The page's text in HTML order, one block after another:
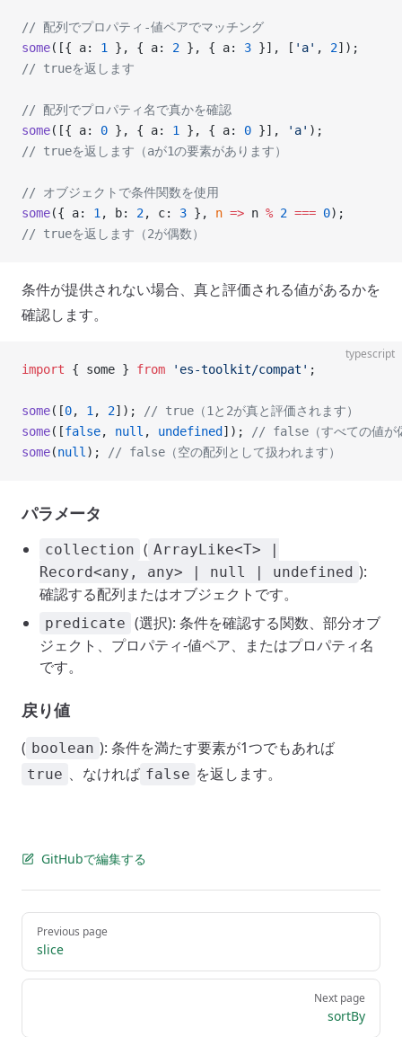
// 配列でプロパティ-値ペアでマッチング
some([{ a: 1 }, { a: 2 }, { a: 3 }], [ 'a' , 2]);
// trueを返します
// 配列でプロパティ名で真かを確認
some([{ a: 0 }, { a: 1 }, { a: 0 }], 'a' );
// trueを返します（aが1の要素があります）
// オブジェクトで条件関数を使用
some({ a: 1 , b: 2, c: 3 }, n => n % 2 === 0);
// trueを返します（2が偶数）
条件が提供されない場合、真と評価される値があるかを
確認します。
typescript
import { some } from 'es-toolkit/compat' ;
some([0, 1 , 2]);
// true（1と2が真と評価されます）
some([false, null , undefined ]);
// false（すべての値が
some(null ); // false（空の配列として扱われます）
パラメータ
collection ( ArrayLike<T> |
Record<any, any> | null | undefined ):
確認する配列またはオブジェクトです。
predicate (選択): 条件を確認する関数、部分オブ
ジェクト、プロパティ-値ペア、またはプロパティ名
です。
戻り値
( boolean ): 条件を満たす要素が1つでもあれば
true 、なければ false を返します。
GitHubで編集する
Pager
Previous page
slice
Next page
sortBy